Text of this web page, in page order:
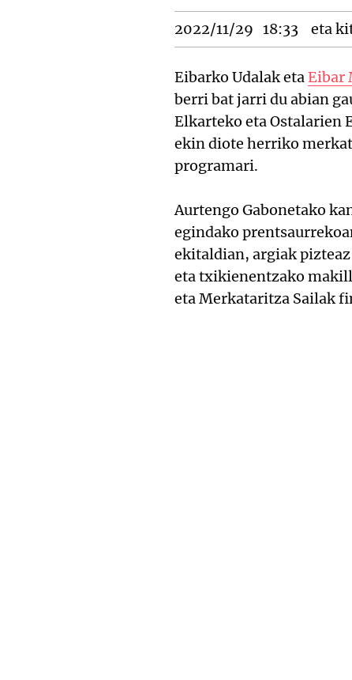
2022/11/29 18:33 eta
Eibarko Udalak etaEibar
berri bat jarri du abian
Elkarteko eta Ostalarien
ekin diote herriko
programari.
Aurtengo Gabonetako
egindako
ekitaldian, argiak
eta txikienentzako
eta Merkataritza Sailak